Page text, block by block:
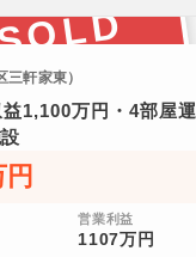
軒家東）
益1,100万円・4部屋
営業利益
1107万円